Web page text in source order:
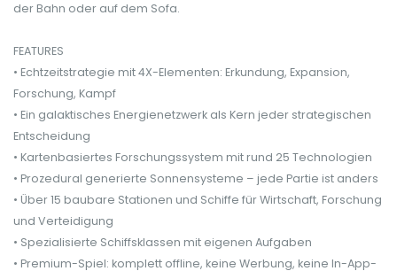
der Bahn oder auf dem Sofa.
FEATURES
• Echtzeitstrategie mit 4X-Elementen: Erkundung, Expansion,
Forschung, Kampf
• Ein galaktisches Energienetzwerk als Kern jeder strategischen
Entscheidung
• Kartenbasiertes Forschungssystem mit rund 25 Technologien
• Prozedural generierte Sonnensysteme – jede Partie ist anders
• Über 15 baubare Stationen und Schiffe für Wirtschaft, Forschung
und Verteidigung
• Spezialisierte Schiffsklassen mit eigenen Aufgaben
• Premium-Spiel: komplett offline, keine Werbung, keine In-App-